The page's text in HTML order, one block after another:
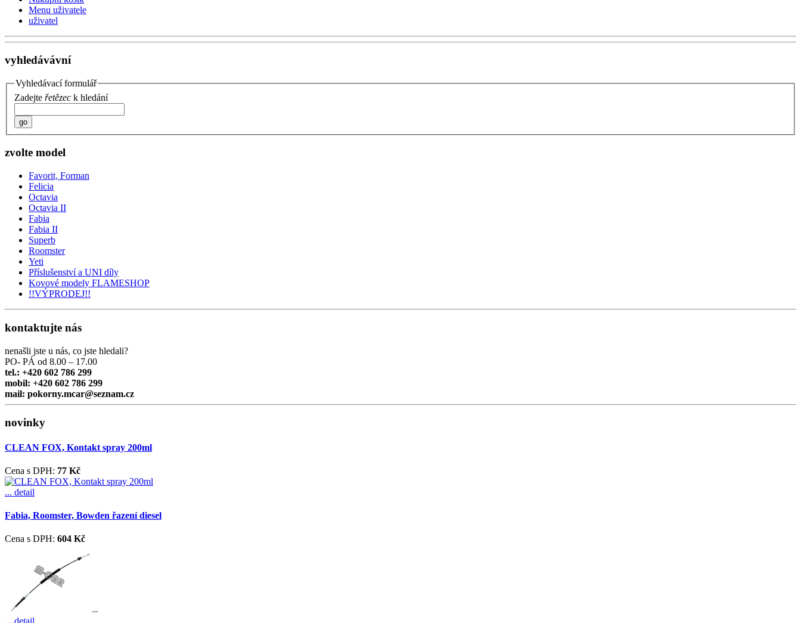
Menu uživatele
uživatel
vyhledávávní
Vyhledávací formulář
Zadejte řetězec k hledání
go
zvolte model
Favorit, Forman
Felicia
Octavia
Octavia II
Fabia
Fabia II
Superb
Roomster
Yeti
Příslušenství a UNI díly
Kovové modely FLAMESHOP
!!VÝPRODEJ!!
kontaktujte nás
nenašli jste u nás, co jste hledali?
PO- PÁ od 8.00 – 17.00
tel.: +420 602 786 299
mobil: +420 602 786 299
mail: pokorny.mcar@seznam.cz
novinky
CLEAN FOX, Kontakt spray 200ml
Cena s DPH: 77 Kč
... detail
Fabia, Roomster, Bowden řazení diesel
Cena s DPH: 604 Kč